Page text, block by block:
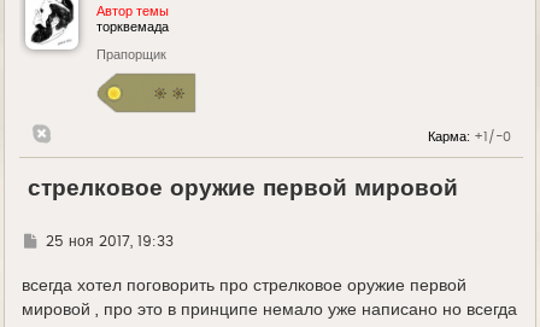
Автор темы
торквемада
Прапорщик
Карма: +1/-0
стрелковое оружие первой мировой
Г25 ноя 2017, 19:33
всегда хотел поговорить про стрелковое оружие первой
мировой , про это в принципе немало уже написано но всегда